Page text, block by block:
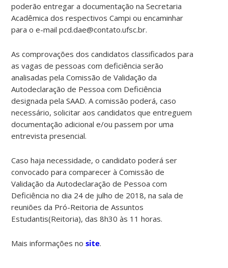
poderão entregar a documentação na Secretaria
Acadêmica dos respectivos Campi ou encaminhar
para o e-mail pcd.dae@contato.ufsc.br.
As comprovações dos candidatos classificados para
as vagas de pessoas com deficiência serão
analisadas pela Comissão de Validação da
Autodeclaração de Pessoa com Deficiência
designada pela SAAD. A comissão poderá, caso
necessário, solicitar aos candidatos que entreguem
documentação adicional e/ou passem por uma
entrevista presencial.
Caso haja necessidade, o candidato poderá ser
convocado para comparecer à Comissão de
Validação da Autodeclaração de Pessoa com
Deficiência no dia 24 de julho de 2018, na sala de
reuniões da Pró-Reitoria de Assuntos
Estudantis(Reitoria), das 8h30 às 11 horas.
Mais informações nosite.